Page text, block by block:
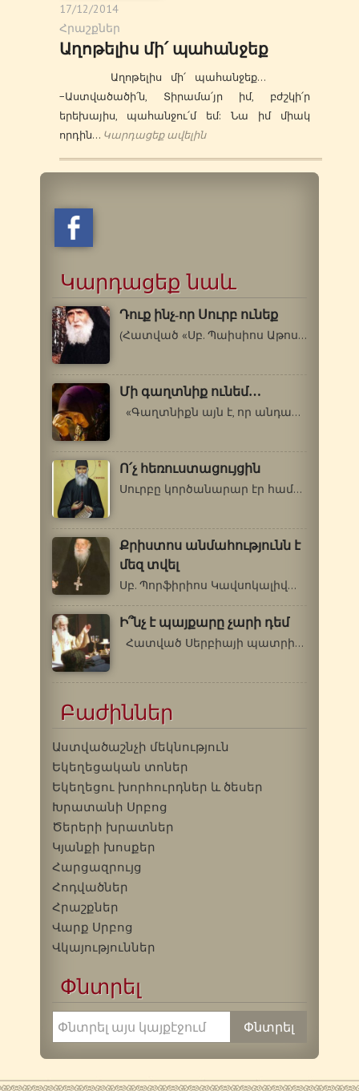
17/12/2014
Հրաշքներ
Աղոթելիս մի՛ պահանջեք
Աղոթելիս մի՛ պահանջեք…
−Աստվածածի՛ն, Տիրամա՛յր իմ, բժշկի՛ր
երեխայիս, պահանջու՛մ եմ: Նա իմ միակ
որդին… Կարդացեք ավելին
Կարդացեք նաև
Դուք ինչ-որ Սուրբ ունեք
(Հատված «Սբ. Պաիսիոս Աթոսացու վարքն…
Մի գաղտնիք ունեմ…
«Գաղտնիքն այն է, որ անդադար խնդրենք…
Ո՛չ հեռուստացույցին
Սուրբը կործանարար էր համարում հեռուստացույցի…
Քրիստոս անմահությունն է
մեզ տվել
Սբ. Պորֆիրիոս Կավսոկալիվացի (1906-1991թթ.)…
Ի՞նչ է պայքարը չարի դեմ
Հատված Սերբիայի պատրիարք Պավելի…
Բաժիններ
Աստվածաշնչի մեկնություն
Եկեղեցական տոներ
Եկեղեցու խորհուրդներ և ծեսեր
Խրատանի Սրբոց
Ծերերի խրատներ
Կյանքի խոսքեր
Հարցազրույց
Հոդվածներ
Հրաշքներ
Վարք Սրբոց
Վկայություններ
Փնտրել